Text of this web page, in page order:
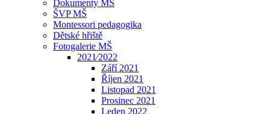
Dokumenty MŠ
ŠVP MŠ
Montessori pedagogika
Dětské hřiště
Fotogalerie MŠ
2021⁄2022
Září 2021
Říjen 2021
Listopad 2021
Prosinec 2021
Leden 2022